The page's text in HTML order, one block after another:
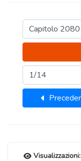
Visualizzazioni: